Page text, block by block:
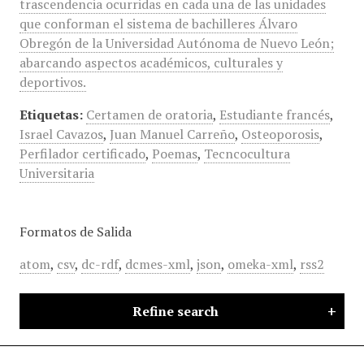
trascendencia ocurridas en cada una de las unidades
que conforman el sistema de bachilleres Álvaro
Obregón de la Universidad Autónoma de Nuevo León;
abarcando aspectos académicos, culturales y
deportivos.
Etiquetas: Certamen de oratoria, Estudiante francés,
Israel Cavazos, Juan Manuel Carreño, Osteoporosis,
Perfilador certificado, Poemas, Tecncocultura
Universitaria
Formatos de Salida
atom, csv, dc-rdf, dcmes-xml, json, omeka-xml, rss2
Refine search